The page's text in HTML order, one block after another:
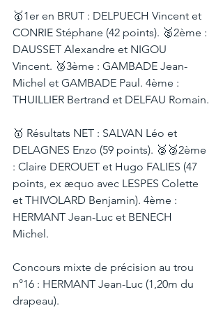
🥇1er en BRUT : DELPUECH Vincent et
CONRIE Stéphane (42 points). 🥈2ème :
DAUSSET Alexandre et NIGOU
Vincent. 🥉3ème : GAMBADE Jean-
Michel et GAMBADE Paul. 4ème :
THUILLIER Bertrand et DELFAU Romain.
🥇 Résultats NET : SALVAN Léo et
DELAGNES Enzo (59 points). 🥈🥉2ème
: Claire DEROUET et Hugo FALIES (47
points, ex æquo avec LESPES Colette
et THIVOLARD Benjamin). 4ème :
HERMANT Jean-Luc et BENECH
Michel.
Concours mixte de précision au trou
n°16 : HERMANT Jean-Luc (1,20m du
drapeau).